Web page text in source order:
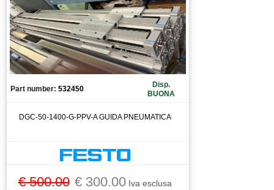
Part number: 532450
Disp.
BUONA
DGC-50-1400-G-PPV-A GUIDA PNEUMATICA
€ 500.00 € 300.00Iva esclusa